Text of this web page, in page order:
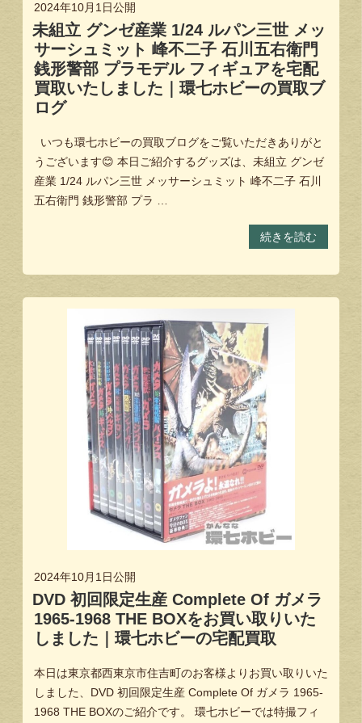
2024年10月1日公開
未組立 グンゼ産業 1/24 ルパン三世 メッ
サーシュミット 峰不二子 石川五右衛門
銭形警部 プラモデル フィギュアを宅配
買取いたしました｜環七ホビーの買取ブ
ログ
いつも環七ホビーの買取ブログをご覧いただきありがと
うございます😊 本日ご紹介するグッズは、未組立 グンゼ
産業 1/24 ルパン三世 メッサーシュミット 峰不二子 石川
五右衛門 銭形警部 プラ …
続きを読む
2024年10月1日公開
DVD 初回限定生産 Complete Of ガメラ
1965-1968 THE BOXをお買い取りいた
しました｜環七ホビーの宅配買取
本日は東京都西東京市住吉町のお客様よりお買い取りいた
しました、DVD 初回限定生産 Complete Of ガメラ 1965-
1968 THE BOXのご紹介です。 環七ホビーでは特撮フィ